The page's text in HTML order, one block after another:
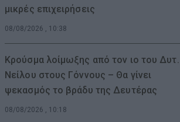
μικρές επιχειρήσεις
08/08/2026 , 10:38
Κρούσμα λοίμωξης από τον ιο του Δυτ.
Νείλου στους Γόννους – Θα γίνει
ψεκασμός το βράδυ της Δευτέρας
08/08/2026 , 10:18